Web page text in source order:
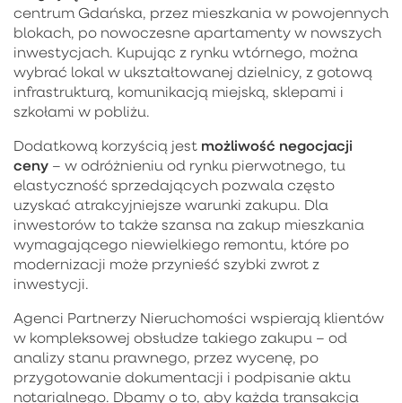
centrum Gdańska, przez mieszkania w powojennych
blokach, po nowoczesne apartamenty w nowszych
inwestycjach. Kupując z rynku wtórnego, można
wybrać lokal w ukształtowanej dzielnicy, z gotową
infrastrukturą, komunikacją miejską, sklepami i
szkołami w pobliżu.
Dodatkową korzyścią jest możliwość negocjacji
ceny – w odróżnieniu od rynku pierwotnego, tu
elastyczność sprzedających pozwala często
uzyskać atrakcyjniejsze warunki zakupu. Dla
inwestorów to także szansa na zakup mieszkania
wymagającego niewielkiego remontu, które po
modernizacji może przynieść szybki zwrot z
inwestycji.
Agenci Partnerzy Nieruchomości wspierają klientów
w kompleksowej obsłudze takiego zakupu – od
analizy stanu prawnego, przez wycenę, po
przygotowanie dokumentacji i podpisanie aktu
notarialnego. Dbamy o to, aby każda transakcja